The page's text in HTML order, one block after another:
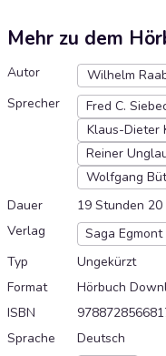
Mehr zu dem
Autor
Wilhelm
Sprecher
Fred C.
Klaus-Dieter
Reiner
Wolfgang
Dauer
19 Stunden 20
Verlag
Saga Egmont
Typ
Ungekürzt
Format
Hörbuch
ISBN
Sprache
Deutsch